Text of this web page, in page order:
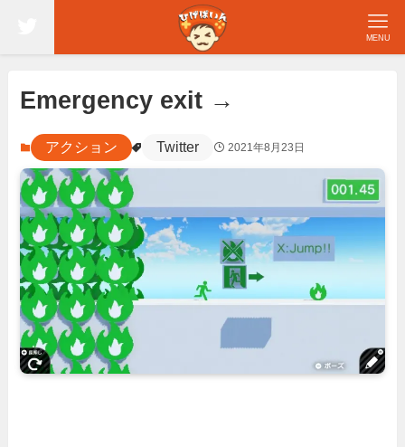
MENU
Emergency exit →
アクション Twitter 2021年8月23日